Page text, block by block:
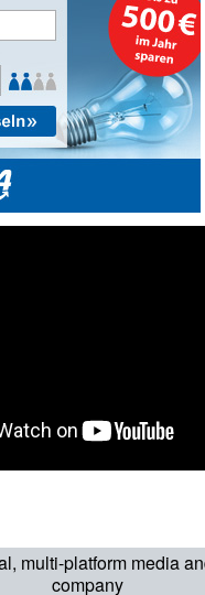
multi-platform media
company